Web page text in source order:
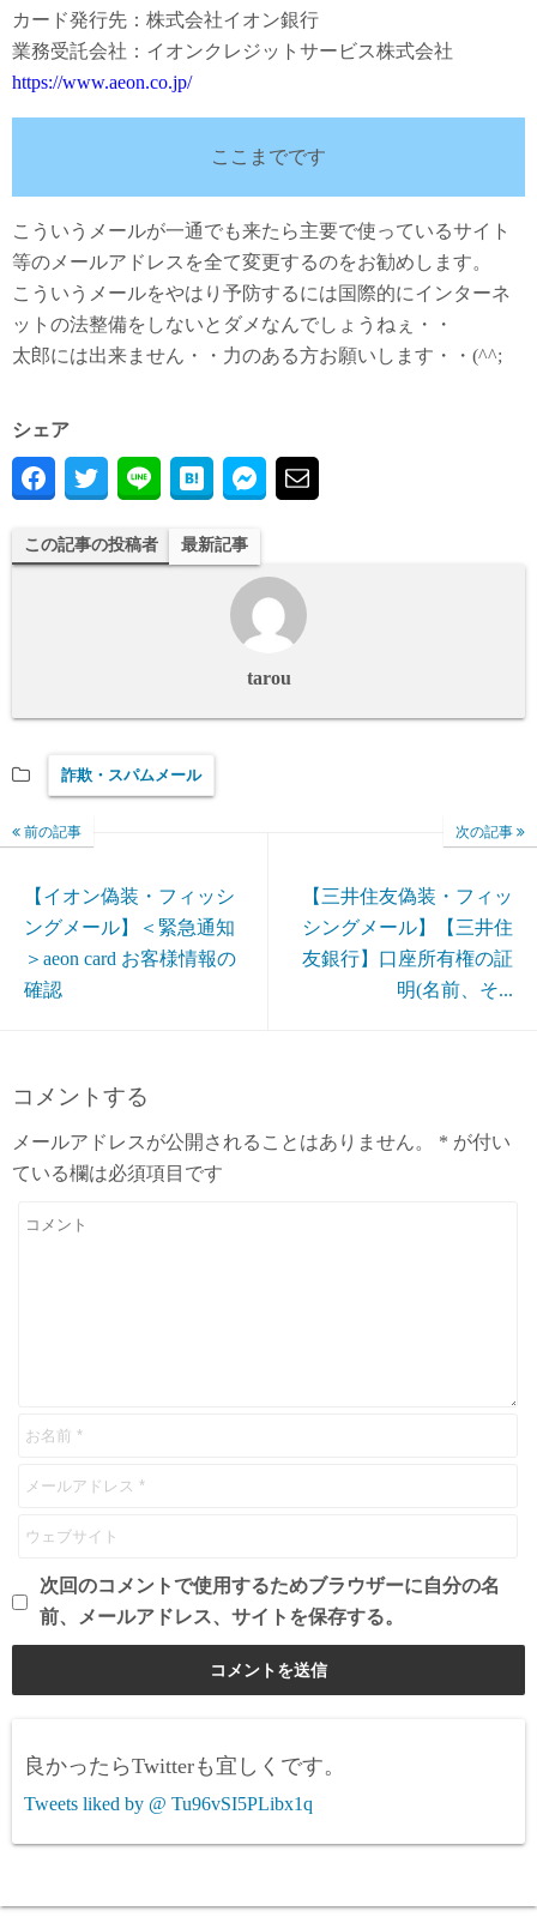
カード発行先：株式会社イオン銀行
業務受託会社：イオンクレジットサービス株式会社
https://www.aeon.co.jp/
ここまでです
こういうメールが一通でも来たら主要で使っているサイト
等のメールアドレスを全て変更するのをお勧めします。
こういうメールをやはり予防するには国際的にインターネ
ットの法整備をしないとダメなんでしょうねぇ・・
太郎には出来ません・・力のある方お願いします・・(^^;
シェア
この記事の投稿者 最新記事
tarou
詐欺・スパムメール
前の記事
【イオン偽装・フィッシ
ングメール】＜緊急通知
＞aeon card お客様情報の
確認
次の記事
【三井住友偽装・フィッ
シングメール】【三井住
友銀行】口座所有権の証
明(名前、そ...
コメントする
メールアドレスが公開されることはありません。 * が付い
ている欄は必須項目です
次回のコメントで使用するためブラウザーに自分の名
前、メールアドレス、サイトを保存する。
良かったらTwitterも宜しくです。
Tweets liked by @ Tu96vSI5PLibx1q